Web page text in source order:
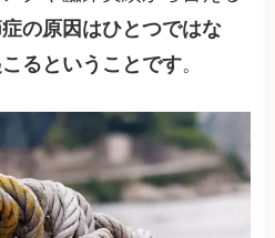
の原因はひとつではな
るということです。